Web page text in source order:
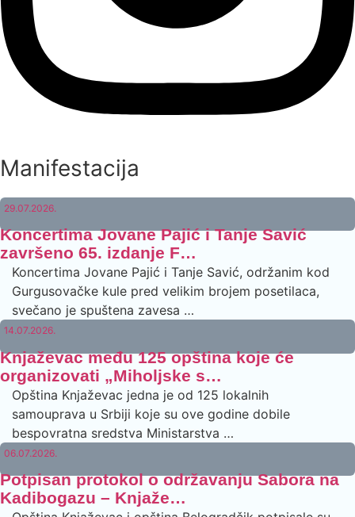
Manifestacija
29.07.2026.
Koncertima Jovane Pajić i Tanje Savić
završeno 65. izdanje F…
Koncertima Jovane Pajić i Tanje Savić, održanim kod
Gurgusovačke kule pred velikim brojem posetilaca,
svečano je spuštena zavesa …
14.07.2026.
Knjaževac među 125 opština koje će
organizovati „Miholjske s…
Opština Knjaževac jedna je od 125 lokalnih
samouprava u Srbiji koje su ove godine dobile
bespovratna sredstva Ministarstva …
06.07.2026.
Potpisan protokol o održavanju Sabora na
Kadibogazu – Knjaže…